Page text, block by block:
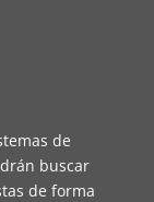
de
buscar
de forma